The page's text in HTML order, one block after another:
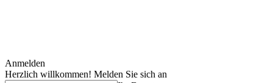
Anmelden
Herzlich willkommen! Melden Sie sich an